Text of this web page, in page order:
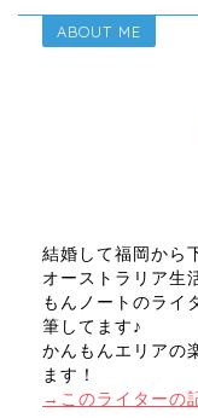
ABOUT ME
結婚して福岡から
オーストラリア生
もんノートのライ
筆してます♪
かんもんエリアの
ます！
→このライターの